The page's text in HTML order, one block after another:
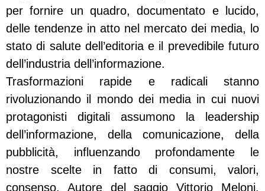
per fornire un quadro, documentato e lucido,
delle tendenze in atto nel mercato dei media, lo
stato di salute dell’editoria e il prevedibile futuro
dell’industria dell’informazione.
Trasformazioni rapide e radicali stanno
rivoluzionando il mondo dei media in cui nuovi
protagonisti digitali assumono la leadership
dell’informazione, della comunicazione, della
pubblicità, influenzando profondamente le
nostre scelte in fatto di consumi, valori,
consenso. Autore del saggio Vittorio Meloni,